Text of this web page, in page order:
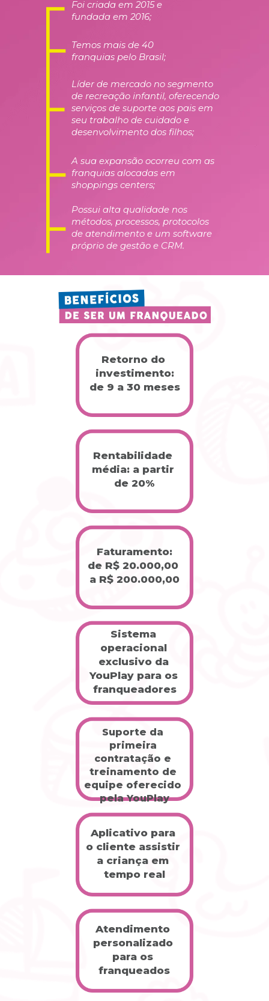
Foi criada em 2015 e
fundada em 2016;
Temos mais de 40
franquias pelo Brasil;
Líder de mercado no segmento
de recreação infantil, oferecendo
serviços de suporte aos pais em
seu trabalho de cuidado e
desenvolvimento dos filhos;
A sua expansão ocorreu com as
franquias alocadas em
shoppings centers;
Possui alta qualidade nos
métodos, processos, protocolos
de atendimento e um software
próprio de gestão e CRM.
Faturamento:
de R$ 20.000,00
a R$ 200.000,00
Retorno do
investimento:
de 9 a 30 meses
Rentabilidade
média: a partir
de 20%
Aplicativo para
o cliente assistir
a criança em
tempo real
Sistema
operacional
exclusivo da
YouPlay para os
franqueadores
Suporte da
primeira
contratação e
treinamento de
equipe oferecido
pela YouPlay
Atendimento
personalizado
para os
franqueados